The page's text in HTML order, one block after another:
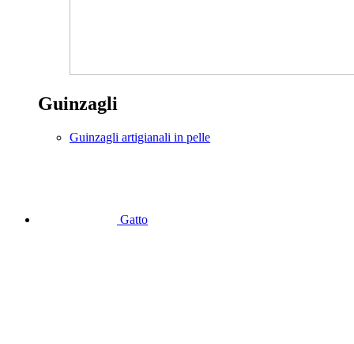
Guinzagli
Guinzagli artigianali in pelle
Gatto